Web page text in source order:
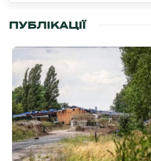
ПУБЛІКАЦІЇ